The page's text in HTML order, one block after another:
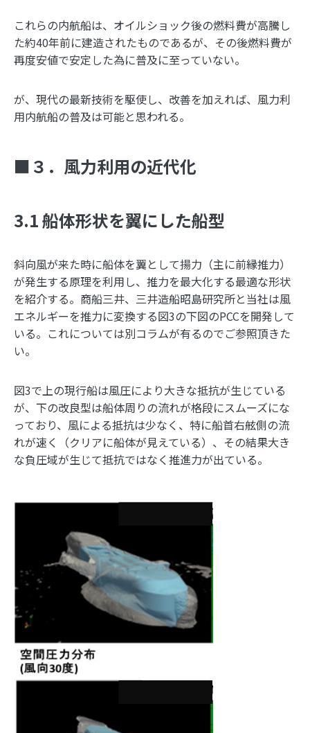
これらの内航船は、オイルショック後の燃料費が高騰し
た約40年前に建造されたものであるが、その後燃料費が
再度安値で安定した為に普及に至っていない。
が、現代の最新技術を駆使し、改善を加えれば、風力利
用内航船の普及は可能と思われる。
■３．風力利用の近代化
3.1 船体形状を翼にした船型
斜向風が来た時に船体を翼として揚力（主に前縁推力）
が発生する原理を利用し、推力を最大化する最適な形状
を紹介する。商船三井、三井造船昭島研究所と当社は風
エネルギーを推力に変換する図3の下図のPCCを開発して
いる。これについては別コラムが有るのでご参照頂きた
い。
図3で上の現行船は風圧により大きな抵抗が生じている
が、下の改良型は船体周りの流れが格段にスムーズにな
っており、風による抵抗は少なく、特に船首右舷側の流
れが速く（クリアに船体が見えている）、その結果大き
な負圧域が生じて抵抗ではなく推進力が出ている。